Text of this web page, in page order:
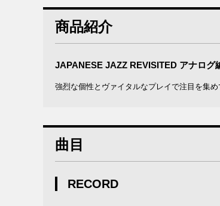
商品紹介
JAPANESE JAZZ REVISITED アナログ
強烈な個性とヴァイタルなプレイで注目を集
曲目
RECORD